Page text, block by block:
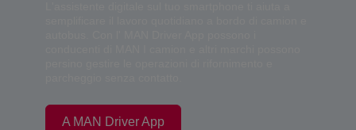
A MAN Driver App